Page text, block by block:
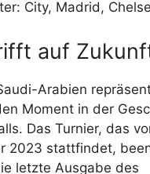
City, Madrid,
auf
Arabien
Moment in der
Das Turnier, das
2023 stattfindet,
letzte Ausgabe des